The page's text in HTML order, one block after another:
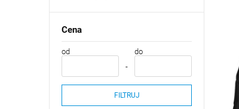
Cena
od do
FILTRUJ